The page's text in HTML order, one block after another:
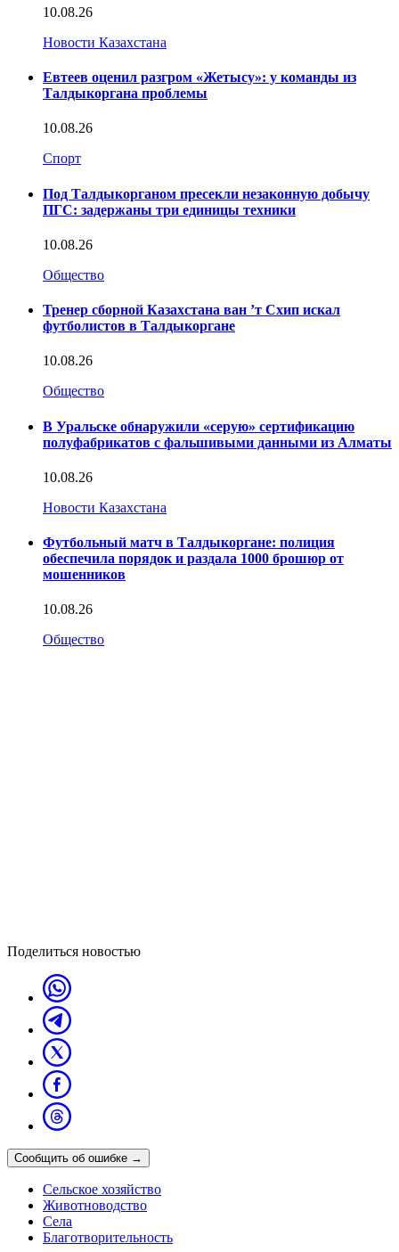
10.08.26
Новости Казахстана
Евтеев оценил разгром «Жетысу»: у команды из
Талдыкоргана проблемы
10.08.26
Спорт
Под Талдыкорганом пресекли незаконную добычу
ПГС: задержаны три единицы техники
10.08.26
Общество
Тренер сборной Казахстана ван ’т Схип искал
футболистов в Талдыкоргане
10.08.26
Общество
В Уральске обнаружили «серую» сертификацию
полуфабрикатов с фальшивыми данными из Алматы
10.08.26
Новости Казахстана
Футбольный матч в Талдыкоргане: полиция
обеспечила порядок и раздала 1000 брошюр от
мошенников
10.08.26
Общество
Поделиться новостью
Сообщить об ошибке →
Сельское хозяйство
Животноводство
Села
Благотворительность